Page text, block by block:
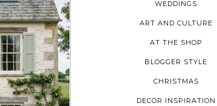
WEDDINGS
ART AND CULTURE
AT THE SHOP
BLOGGER STYLE
CHRISTMAS
DECOR INSPIRATION